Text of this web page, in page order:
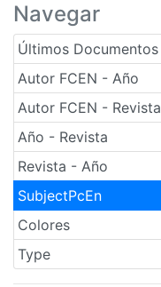
Navegar
Últimos Documentos
Autor FCEN - Año
Autor FCEN - Revista
Año - Revista
Revista - Año
SubjectPcEn
Colores
Type